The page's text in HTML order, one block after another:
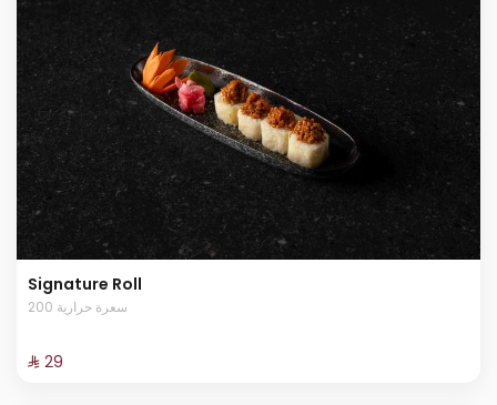
Signature Roll
200 سعرة حرارية
⁨⁦‪‬ 29⁩